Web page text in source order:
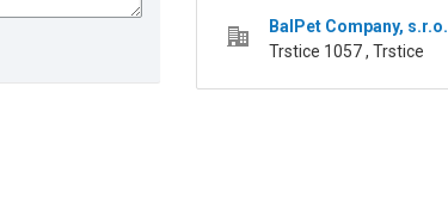
BalPet Company, s.r.o.
Trstice 1057 , Trstice